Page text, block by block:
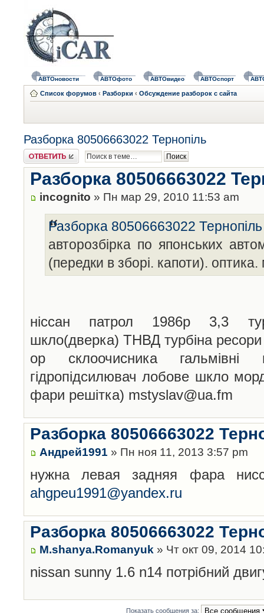
АВТОновости АВТОфото АВТОвидео АВТОспорт
Список форумов ‹ Разборки ‹ Обсуждение разборок с сайта
Разборка 80506663022 Тернопіль
Ответить
Разборка 80506663022
incognito » Пн мар 29, 2010 11:53 am
Разборка 80506663022 Тернопіль
авторозбірка по японських
(передки в зборі. капоти).
ніссан патрол 1986р 3,3
шкло(дверка) ТНВД турбіна
ор склоочисника гальмівні
гідропідсилювач лобове шкло
фари решітка) mstyslav@ua.fm
Разборка 80506663022
Андрей1991 » Пн ноя 11, 2013 3:57 pm
нужна левая задняя фара
ahgpeu1991@yandex.ru
Разборка 80506663022
M.shanya.Romanyuk » Чт окт 09, 2014
nissan sunny 1.6 n14 потрібний
Показать сообщения за: